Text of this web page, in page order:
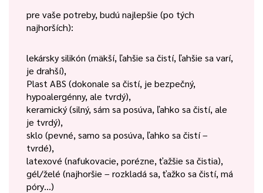
pre vaše potreby, budú najlepšie (po tých
najhorších):
lekársky silikón (mäkší, ľahšie sa čistí, ľahšie sa varí,
je drahší),
Plast ABS (dokonale sa čistí, je bezpečný,
hypoalergénny, ale tvrdý),
keramický (silný, sám sa posúva, ľahko sa čistí, ale
je tvrdý),
sklo (pevné, samo sa posúva, ľahko sa čistí –
tvrdé),
latexové (nafukovacie, porézne, ťažšie sa čistia),
gél/želé (najhoršie – rozkladá sa, ťažko sa čistí, má
póry…)